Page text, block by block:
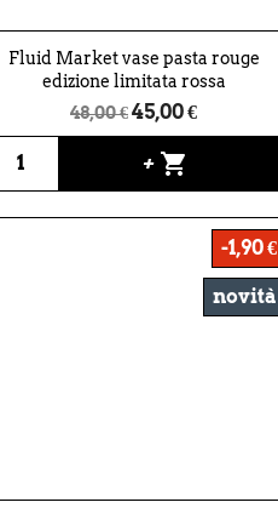
Fluid Market vase pasta rouge
edizione limitata rossa
48,00 €45,00 €
+ shopping_cart
-1,90 €
novità